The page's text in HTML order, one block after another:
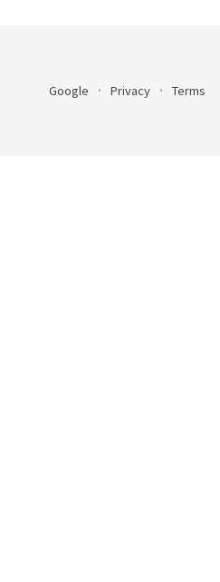
Google Privacy Terms